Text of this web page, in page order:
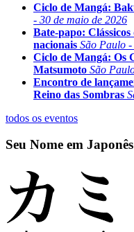
Ciclo de Mangá:
- 30 de maio de 2026
Bate-papo:
nacionais São Paulo
Ciclo de Mangá: Os
Matsumoto São
Encontro de
Reino das Sombras
todos os eventos
Seu Nome em Japonês